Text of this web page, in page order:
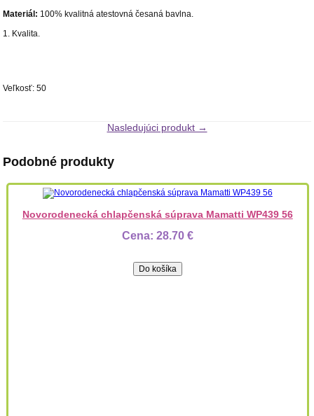
Materiál: 100% kvalitná atestovná česaná bavlna.
1. Kvalita.
Veľkosť: 50
Nasledujúci produkt →
Podobné produkty
Novorodenecká chlapčenská súprava Mamatti WP439 56
Cena: 28.70 €